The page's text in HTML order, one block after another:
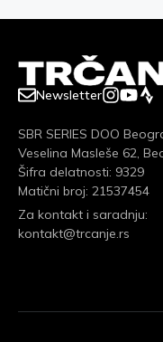
Newsletter
SBR SERIES DOO
Veselina Masleše 62,
Šifra delatnosti: 9329
Matični broj: 21537454
Za kontakt i saradnju:
kontakt@trcanje.rs